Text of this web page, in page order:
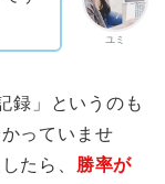
ユミ
録」というのも
っていませ
たら、 勝率が